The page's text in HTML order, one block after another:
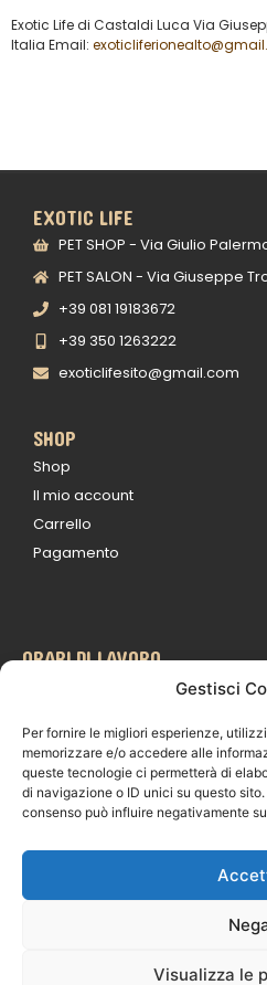
Gestisci
Per fornire le migliori esperienze,
memorizzare e/o accedere alle
queste tecnologie ci permetterà di
di navigazione o ID unici su questo
consenso può influire negativamente
Visualizza le
Exotic Life di Castaldi Luca Via
Italia Email:
EXOTIC LIFE
PET SHOP - Via Giulio
PET SALON - Via Giuseppe
+39 081 19183672
+39 350 1263222
exoticlifesito@gmail.com
SHOP
Shop
Il mio account
Carrello
Pagamento
ORARI DI LAVORO
©